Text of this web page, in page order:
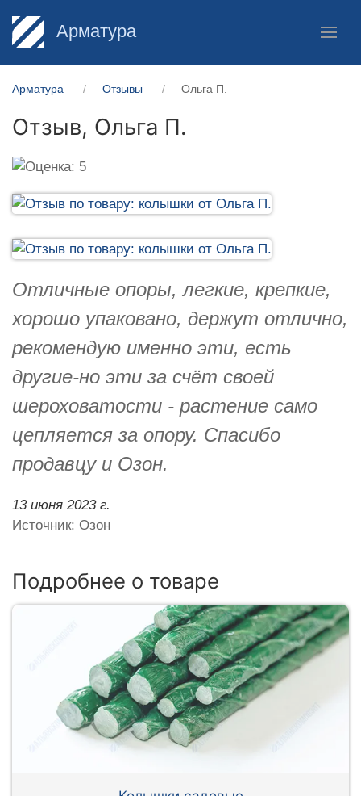
Арматура
Арматура Отзывы Ольга П.
Отзыв, Ольга П.
Отличные опоры, легкие, крепкие,
хорошо упаковано, держут отлично,
рекомендую именно эти, есть
другие-но эти за счёт своей
шероховатости - растение само
цепляется за опору. Спасибо
продавцу и Озон.
13 июня 2023 г.
Источник: Озон
Подробнее о товаре